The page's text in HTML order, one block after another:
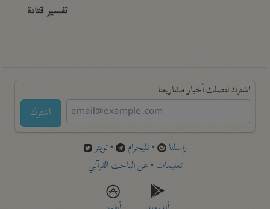
تفسير قتادة
اشترك لتصلك أخبار مشاريعنا
اشترك
راسلنا •تليجرام •تويتر
تعليمات •عن الباحث القرآني